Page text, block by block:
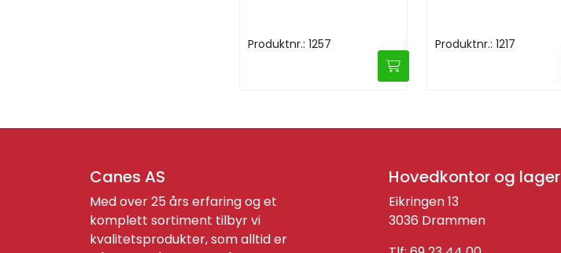
Produktnr.: 1257 Produktnr.: 1217
Canes AS
Med over 25 års erfaring og et
komplett sortiment tilbyr vi
kvalitetsprodukter, som alltid er
Hovedkontor og lager
Eikringen 13
3036 Drammen